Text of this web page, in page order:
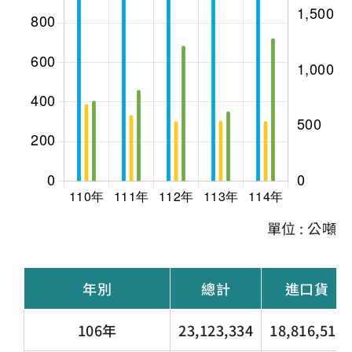
單位 : 公噸
年別 總計 進口貨
106年 23,123,334 18,816,511